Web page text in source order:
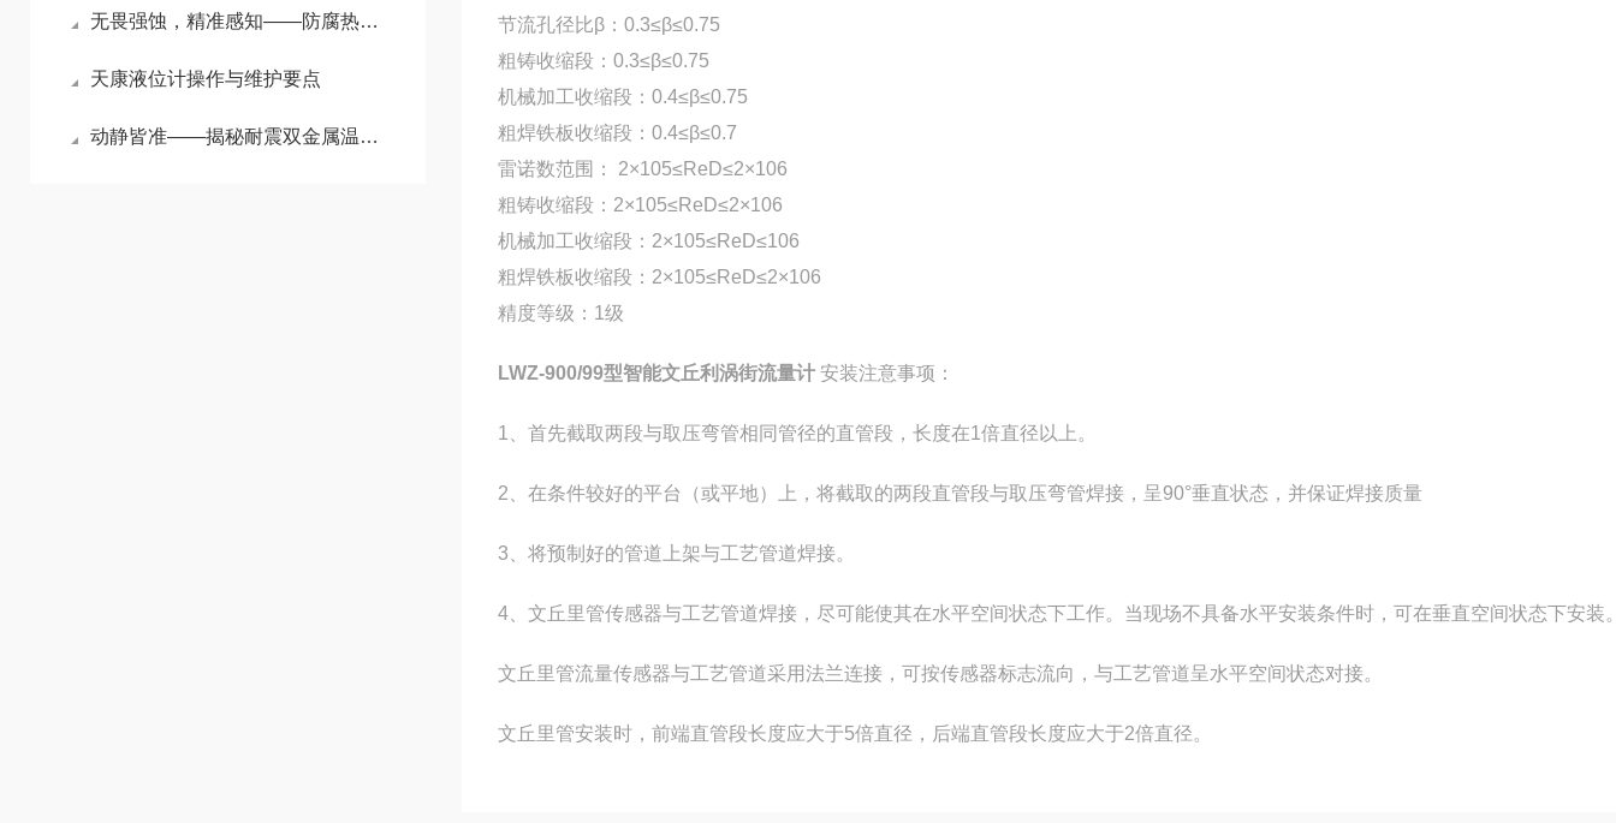
无畏强蚀，精准感知——防腐热电偶护航苛刻工况温度测量
天康液位计操作与维护要点
动静皆准——揭秘耐震双金属温度计在强振动环境下的测温奥秘
节流孔径比β：0.3≤β≤0.75
粗铸收缩段：0.3≤β≤0.75
机械加工收缩段：0.4≤β≤0.75
粗焊铁板收缩段：0.4≤β≤0.7
雷诺数范围： 2×105≤ReD≤2×106
粗铸收缩段：2×105≤ReD≤2×106
机械加工收缩段：2×105≤ReD≤106
粗焊铁板收缩段：2×105≤ReD≤2×106
精度等级：1级
LWZ-900/99型智能文丘利涡街流量计 安装注意事项：
1、首先截取两段与取压弯管相同管径的直管段，长度在1倍直径以上。
2、在条件较好的平台（或平地）上，将截取的两段直管段与取压弯管焊接，呈90°垂直状态，并保证焊接质量
3、将预制好的管道上架与工艺管道焊接。
4、文丘里管传感器与工艺管道焊接，尽可能使其在水平空间状态下工作。当现场不具备水平安装条件时，可在垂直空间状态下安装
文丘里管流量传感器与工艺管道采用法兰连接，可按传感器标志流向，与工艺管道呈水平空间状态对接。
文丘里管安装时，前端直管段长度应大于5倍直径，后端直管段长度应大于2倍直径。